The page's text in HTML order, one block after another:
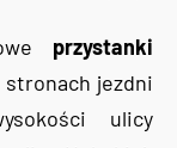
przystanki
jezdni
ulicy